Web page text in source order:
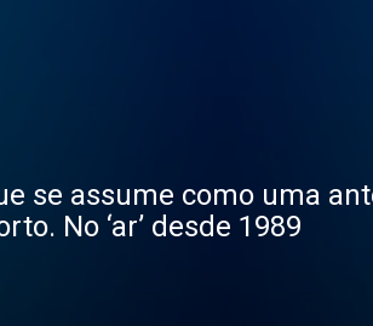
se assume como uma
No ‘ar’ desde 1989